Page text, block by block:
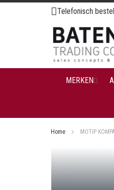
Ga
naar
de
inhoud
Telefonisch
MERKEN
Home MOTIP